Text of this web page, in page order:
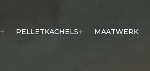
PELLETKACHELS MAATWERK